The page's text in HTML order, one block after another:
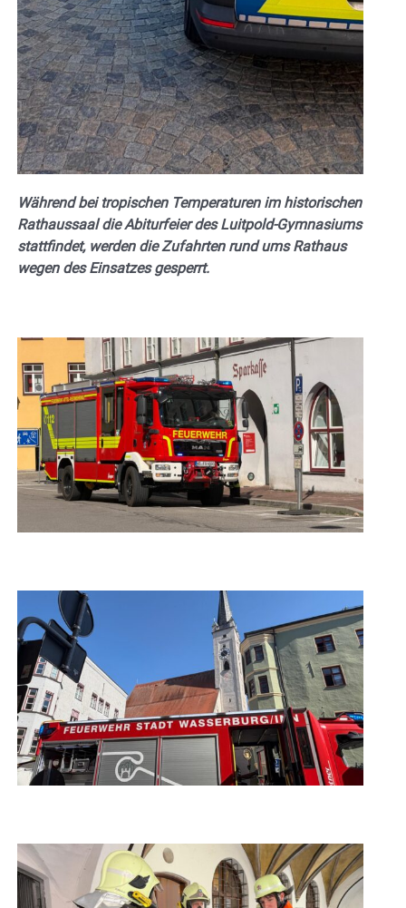
Während bei tropischen Temperaturen im historischen
Rathaussaal die Abiturfeier des Luitpold-Gymnasiums
stattfindet, werden die Zufahrten rund ums Rathaus
wegen des Einsatzes gesperrt.